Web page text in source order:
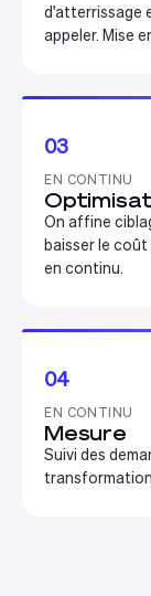
d'atterrissage
appeler. Mise
03
EN CONTINU
On affine
baisser le
en continu.
04
EN CONTINU
Mesure
Suivi des